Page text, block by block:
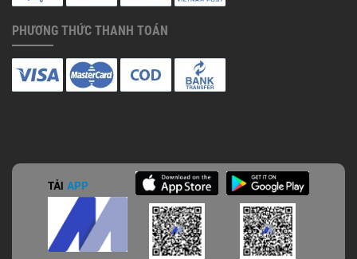
PHƯƠNG THỨC THANH TOÁN
TẢI APP